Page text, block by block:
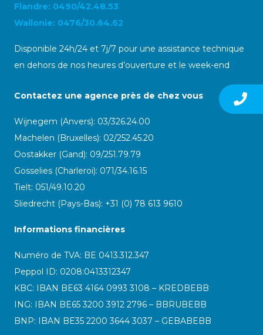
Flandre: 0490/42.48.53
Wallonie: 0476/30.64.62
Disponible 24h/24 et 7j/7 pour une assistance technique
en dehors de nos heures d’ouverture et le week-end
Contactez une agence près de chez vous
Wijnegem (Anvers): 03/326.24.00
Machelen (Bruxelles): 02/252.45.20
Oostakker (Gand): 09/251.79.79
Gosselies (Charleroi): 071/34.16.15
Tielt: 051/49.10.20
Sliedrecht (Pays-Bas): +31 (0) 78 613 9610
Informations financières
Numéro de TVA: BE 0413.312.347
Peppol ID: 0208:0413312347
KBC: IBAN BE63 4164 0993 3108 – KREDBEBB
ING: IBAN BE65 3200 3912 2796 – BBRUBEBB
BNP: IBAN BE35 2200 3644 3037 – GEBABEBB